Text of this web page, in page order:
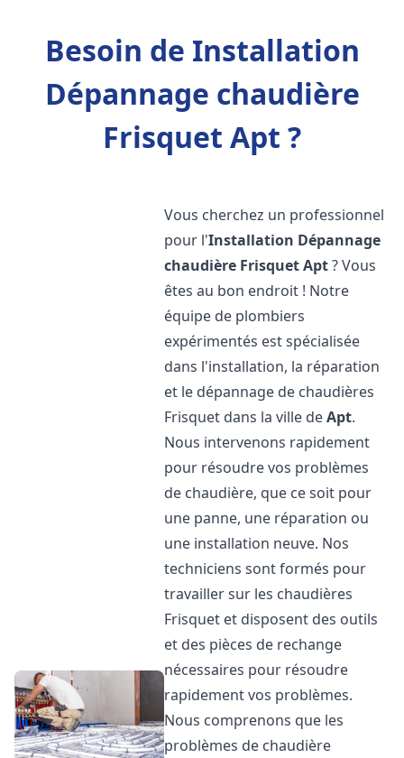
Besoin de Installation
Dépannage chaudière
Frisquet Apt ?
Vous cherchez un professionnel
pour l'Installation Dépannage
chaudière FrisquetApt? Vous
êtes au bon endroit ! Notre
équipe de plombiers
expérimentés est spécialisée
dans l'installation, la réparation
et le dépannage de chaudières
Frisquet dans la ville deApt.
Nous intervenons rapidement
pour résoudre vos problèmes
de chaudière, que ce soit pour
une panne, une réparation ou
une installation neuve. Nos
techniciens sont formés pour
travailler sur les chaudières
Frisquet et disposent des outils
et des pièces de rechange
nécessaires pour résoudre
rapidement vos problèmes.
Nous comprenons que les
problèmes de chaudière